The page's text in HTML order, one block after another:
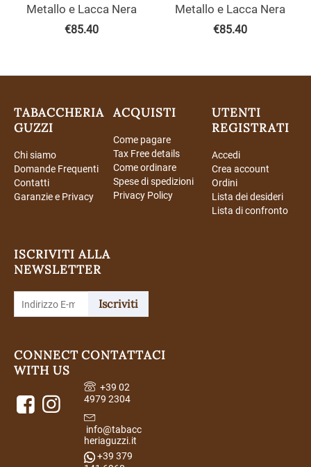
Metallo e Lacca Nera
€85.40
Metallo e Lacca Nera
€85.40
TABACCHERIA
GUZZI
Chi siamo
Domande Frequenti
Contatti
Garanzie e Privacy
ACQUISTI
Come pagare
Tax Free details
Come ordinare
Spese di spedizioni
Privacy Policy
UTENTI
REGISTRATI
Accedi
Crea account
Ordini
Lista dei desideri
Lista di confronto
ISCRIVITI ALLA
NEWSLETTER
Iscriviti
CONNECT
WITH US
CONTATTACI
+39 02
4979 2304
info@tabacc
heriaguzzi.it
+39 379